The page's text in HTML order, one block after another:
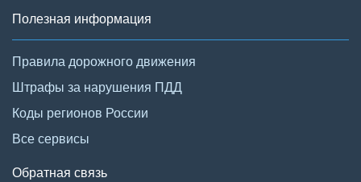
Полезная информация
Правила дорожного движения
Штрафы за нарушения ПДД
Коды регионов России
Все сервисы
Обратная связь